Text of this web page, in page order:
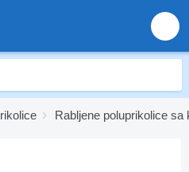
Rabljene poluprikolice